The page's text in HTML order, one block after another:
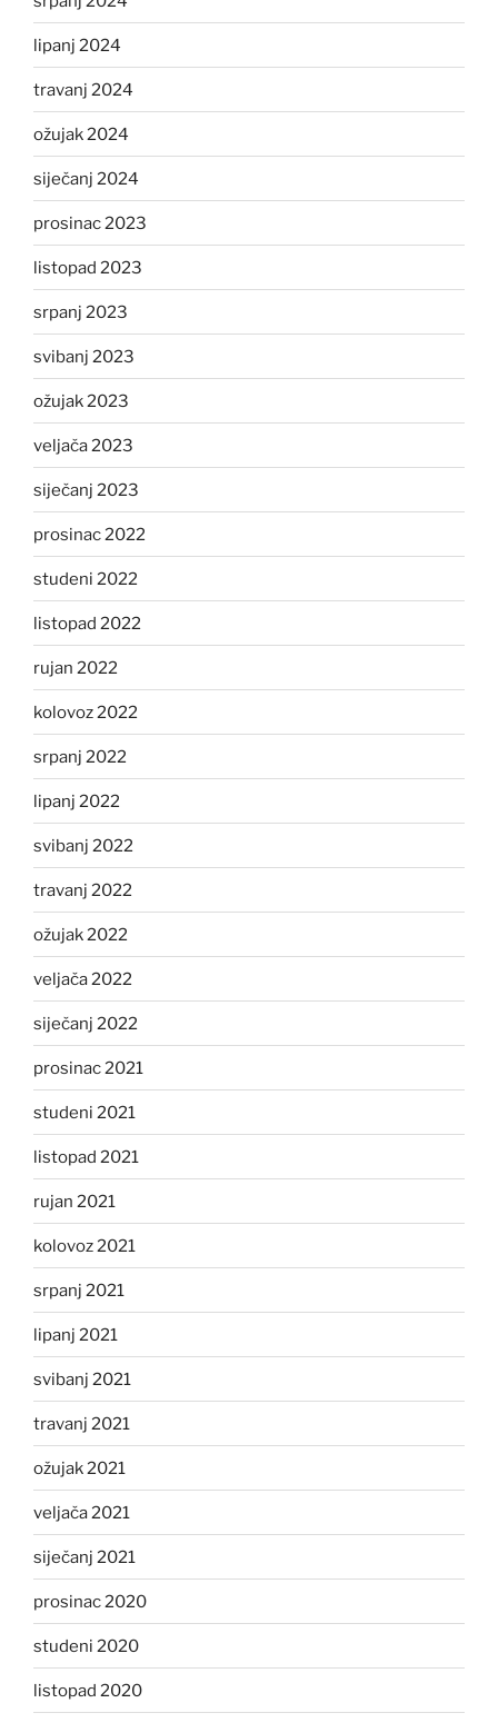
lipanj 2024
travanj 2024
ožujak 2024
siječanj 2024
prosinac 2023
listopad 2023
srpanj 2023
svibanj 2023
ožujak 2023
veljača 2023
siječanj 2023
prosinac 2022
studeni 2022
listopad 2022
rujan 2022
kolovoz 2022
srpanj 2022
lipanj 2022
svibanj 2022
travanj 2022
ožujak 2022
veljača 2022
siječanj 2022
prosinac 2021
studeni 2021
listopad 2021
rujan 2021
kolovoz 2021
srpanj 2021
lipanj 2021
svibanj 2021
travanj 2021
ožujak 2021
veljača 2021
siječanj 2021
prosinac 2020
studeni 2020
listopad 2020